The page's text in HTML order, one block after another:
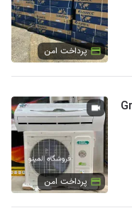
پرداخت امن
پرداخت امن